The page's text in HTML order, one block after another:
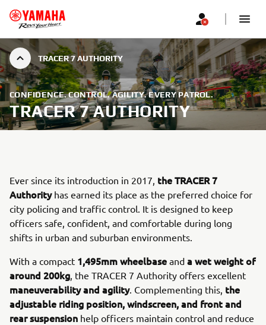
TRACER 7 AUTHORITY
CONFIDENCE. CONTROL. AGILITY. EVERY PATROL.
TRACER 7 AUTHORITY
Ever since its introduction in 2017, the TRACER 7
Authorityhas earned its place as the preferred choice for
city policing and traffic control. It is designed to keep
officers safe, confident, and comfortable during long
shifts in urban and suburban environments.
With a compact 1,495mm wheelbase and a wet weight of
around 200kg, the TRACER 7 Authority offers excellent
maneuverability and agility. Complementing this, the
adjustable riding position, windscreen, and front and
rear suspension help officers maintain control and reduce